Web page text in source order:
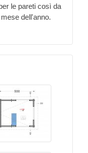
le pareti così da
dell'anno.